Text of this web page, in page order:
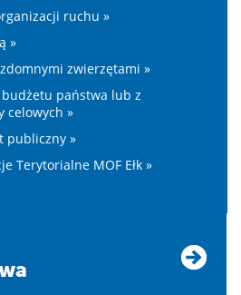
ruchu »
»
zwierzętami »
państwa lub z
celowych »
publiczny »
Terytorialne MOF Ełk »